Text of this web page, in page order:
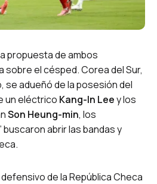
propuesta de ambos
el césped. Corea del Sur,
se adueñó de la posesión del
un eléctrico Kang-In Leey los
Son Heung-min, los
buscaron abrir las bandas y
de la República Checa